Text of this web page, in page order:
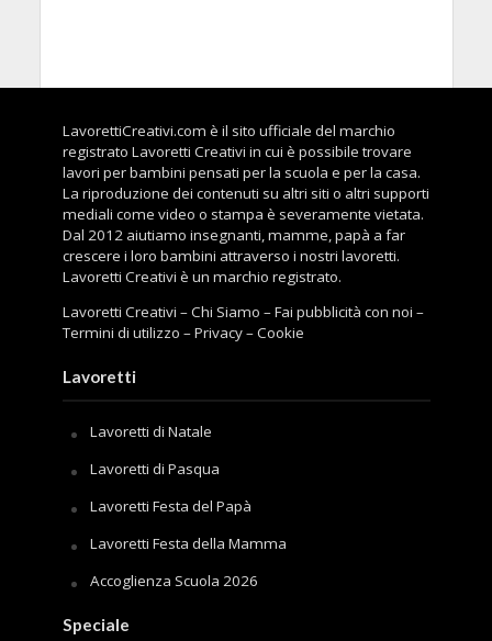
LavorettiCreativi.com è il sito ufficiale del marchio
registrato Lavoretti Creativi in cui è possibile trovare
lavori per bambini pensati per la scuola e per la casa.
La riproduzione dei contenuti su altri siti o altri supporti
mediali come video o stampa è severamente vietata.
Dal 2012 aiutiamo insegnanti, mamme, papà a far
crescere i loro bambini attraverso i nostri lavoretti.
Lavoretti Creativi è un marchio registrato.
Lavoretti Creativi –Chi Siamo –Fai pubblicità con noi –
Termini di utilizzo –Privacy–Cookie
Lavoretti
Lavoretti di Natale
Lavoretti di Pasqua
Lavoretti Festa del Papà
Lavoretti Festa della Mamma
Accoglienza Scuola 2026
Speciale